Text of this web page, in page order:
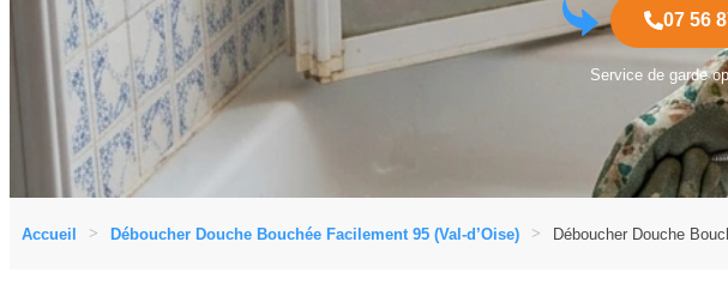
07 56
Service de garde
Accueil Déboucher Douche Bouchée Facilement 95 (Val-d’Oise) Déboucher Douche